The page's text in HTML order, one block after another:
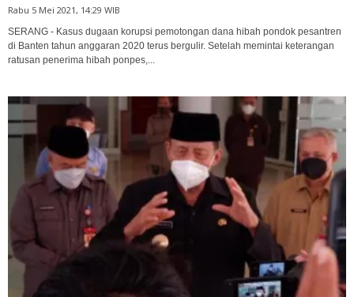
Rabu 5 Mei 2021, 14:29 WIB
SERANG - Kasus dugaan korupsi pemotongan dana hibah pondok pesantren
di Banten tahun anggaran 2020 terus bergulir. Setelah memintai keterangan
ratusan penerima hibah ponpes,...